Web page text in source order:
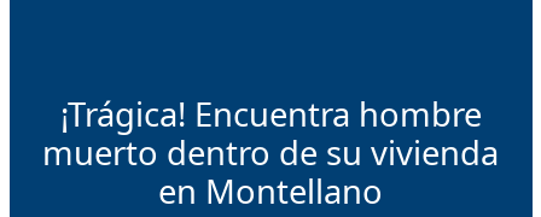
¡Trágica! Encuentra hombre
muerto dentro de su vivienda
en Montellano